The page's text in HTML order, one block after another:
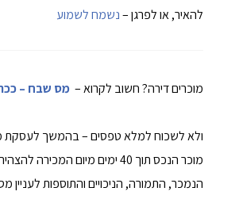
להאיר, או לפרגן –נשמח לשמוע
מוכרים דירה? חשוב לקרוא – מס שבח –
ולא לשכוח למלא טפסים – בהמשך לעסקת
מוכר הנכס תוך 40 ימים מיום המכירה
הנמכר, התמורה, הניכויים והתוספות לעניין